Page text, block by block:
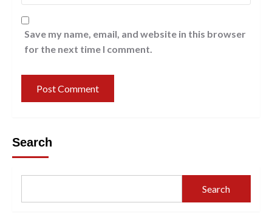
Save my name, email, and website in this browser
for the next time I comment.
Search
Search